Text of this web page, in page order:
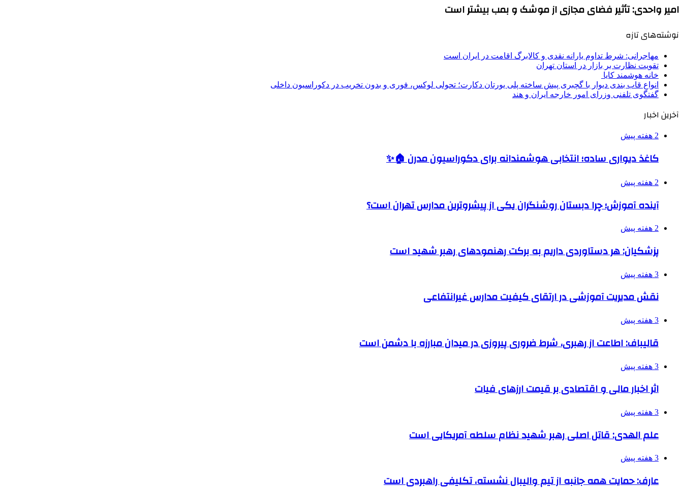
امیر واحدی: تأثیر فضای مجازی از موشک و بمب بیشتر است
نوشته‌های تازه
مهاجرانی: شرط تداوم یارانه نقدی و کالابرگ اقامت در ایران است
تقویت نظارت بر بازار در استان تهران
خانه هوشمند کایا
انواع قاب بندی دیوار با گچبری پیش ساخته پلی یورتان دکارت؛ تحولی لوکس، فوری و بدون تخریب در دکوراسیون داخلی
گفتگوی تلفنی وزرای امور خارجه ایران و هند
آخرین اخبار
2 هفته پیش
کاغذ دیواری ساده؛ انتخابی هوشمندانه برای دکوراسیون مدرن 🏠✨
2 هفته پیش
آینده آموزش؛ چرا دبستان روشنگران یکی از پیشروترین مدارس تهران است؟
2 هفته پیش
پزشکیان: هر دستاوردی داریم به برکت رهنمودهای رهبر شهید است
3 هفته پیش
نقش مدیریت آموزشی در ارتقای کیفیت مدارس غیرانتفاعی
3 هفته پیش
قالیباف: اطاعت از رهبری، شرط ضروری پیروزی در میدان مبارزه با دشمن است
3 هفته پیش
اثر اخبار مالی و اقتصادی بر قیمت ارزهای فیات
3 هفته پیش
علم الهدی: قاتل اصلی رهبر شهید نظام سلطه آمریکایی است
3 هفته پیش
عارف: حمایت همه جانبه از تیم والیبال نشسته، تکلیفی راهبردی است